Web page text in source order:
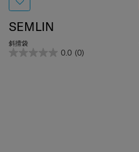
SEMLIN
斜揹袋
0.0 (0)